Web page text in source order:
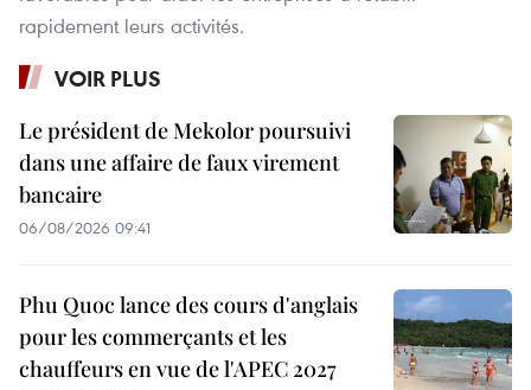
rapidement leurs activités.
VOIR PLUS
Le président de Mekolor poursuivi
dans une affaire de faux virement
bancaire
06/08/2026 09:41
Phu Quoc lance des cours d'anglais
pour les commerçants et les
chauffeurs en vue de l'APEC 2027